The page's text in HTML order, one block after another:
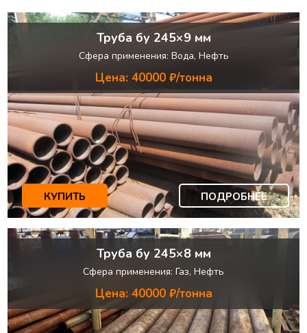
Труба бу 245×9 мм
Сфера применения: Вода, Нефть
Цена: 40000 ₽/тонна
КУПИТЬ ПОДРОБНЕЕ
Труба бу 245×8 мм
Сфера применения: Газ, Нефть
Цена: 40000 ₽/тонна